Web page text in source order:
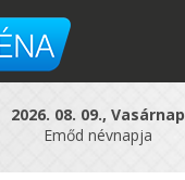
2026. 08. 09., Vasárnap
Emőd névnapja